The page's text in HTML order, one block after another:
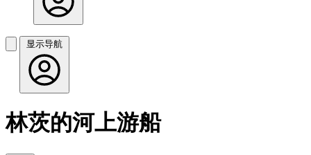
显示导航
林茨的河上游船